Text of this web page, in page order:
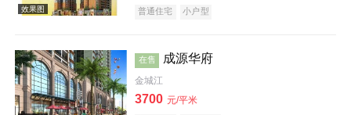
普通住宅 小户型
在售 成源华府
金城江
3700 元/平米